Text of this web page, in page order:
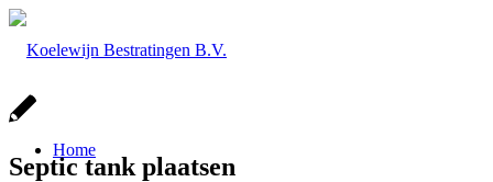
Home
Septic tank plaatsen